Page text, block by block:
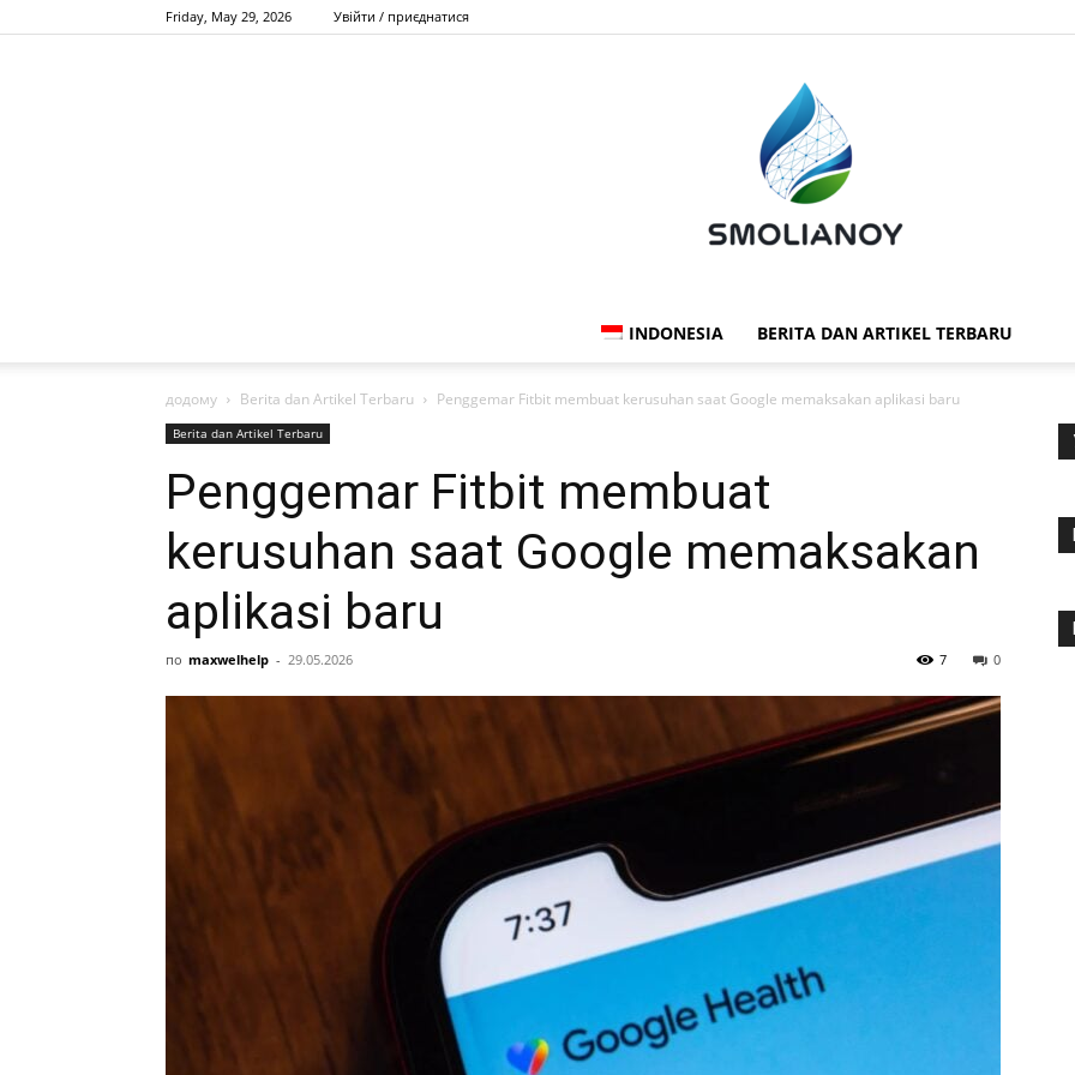
Friday, May 29, 2026 Увійти / приєднатися
Teknologi,
Kecerdasan
Buatan
dan
INDONESIA BERITA DAN ARTIKEL TERBARU
додому Berita dan Artikel Terbaru Penggemar Fitbit membuat kerusuhan saat Google memaksakan aplikasi baru
Berita dan Artikel Terbaru
Penggemar Fitbit membuat
kerusuhan saat Google memaksakan
aplikasi baru
по maxwelhelp - 29.05.2026 0
7